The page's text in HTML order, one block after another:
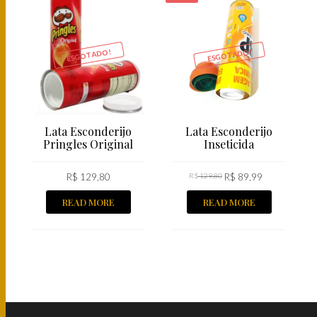
ESGOTADO!
Lata Esconderijo
Pringles Original
R$ 129,80
READ MORE
ESGOTADO!
Lata Esconderijo
Inseticida
R$129,80 R$ 89,99
READ MORE